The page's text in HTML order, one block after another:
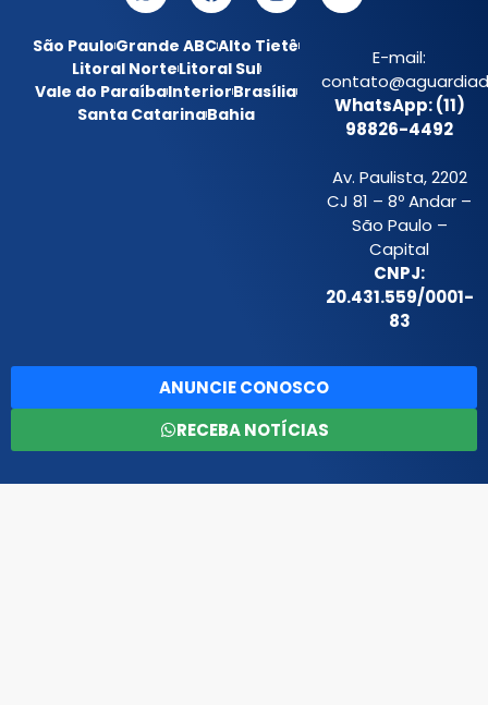
São PauloGrande ABCAlto Tietê
Litoral NorteLitoral Sul
Vale do ParaíbaInteriorBrasília
Santa CatarinaBahia
E-mail:
WhatsApp: (11)
98826-4492
Av. Paulista, 2202
CJ 81 – 8º Andar –
São Paulo –
Capital
CNPJ:
20.431.559/0001-
83
ANUNCIE CONOSCO
RECEBA NOTÍCIAS